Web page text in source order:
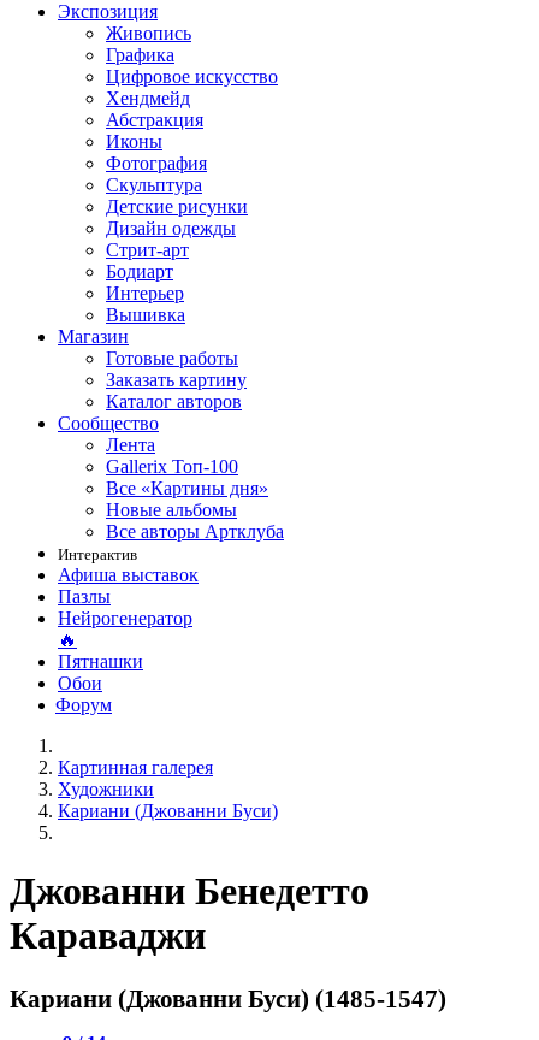
Экспозиция
Живопись
Графика
Цифровое искусство
Хендмейд
Абстракция
Иконы
Фотография
Скульптура
Детские рисунки
Дизайн одежды
Стрит-арт
Бодиарт
Интерьер
Вышивка
Магазин
Готовые работы
Заказать картину
Каталог авторов
Сообщество
Лента
Gallerix Топ-100
Все «Картины дня»
Новые альбомы
Все авторы Артклуба
Интерактив
Афиша выставок
Пазлы
Нейрогенератор
🔥
Пятнашки
Обои
Форум
Картинная галерея
Художники
Кариани (Джованни Буси)
Джованни Бенедетто
Караваджи
Кариани (Джованни Буси) (1485-1547)